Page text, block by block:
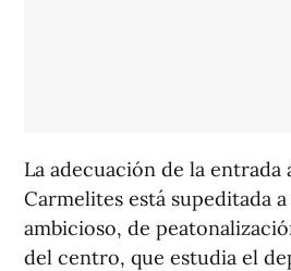
La adecuación de la entrada
Carmelites está supeditada
ambicioso, de
del centro, que estudia el